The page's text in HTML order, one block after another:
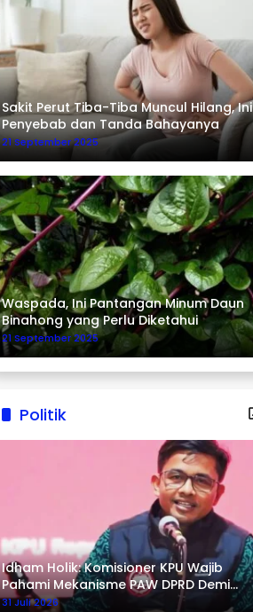
Sakit Perut Tiba-Tiba Muncul Hilang, Ini
Penyebab dan Tanda Bahayanya
21 September 2025
Waspada, Ini Pantangan Minum Daun
Binahong yang Perlu Diketahui
21 September 2025
Politik
Idham Holik: Komisioner KPU Wajib
Pahami Mekanisme PAW DPRD Demi
Kepastian Hukum
31 Juli 2026